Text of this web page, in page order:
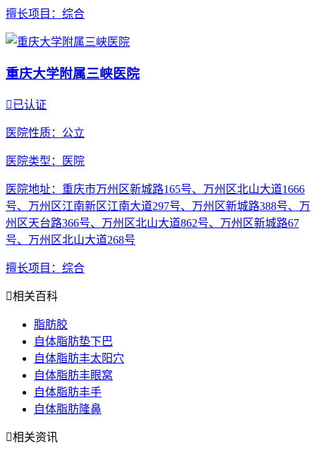
擅长项目 ：综合
重庆大学附属三峡医院
已认证
医院性质：公立
医院类型 ：医院
医院地址：重庆市万州区新城路165号、万州区北山大道1666
号、万州区江南新区江南大道297号、万州区新城路388号、万
州区天台路366号、万州区北山大道862号、万州区新城路67
号、万州区北山大道268号
擅长项目 ：综合
相关百科
脂肪胶
自体脂肪垫下巴
自体脂肪丰太阳穴
自体脂肪丰眼窝
自体脂肪丰手
自体脂肪隆鼻
相关资讯